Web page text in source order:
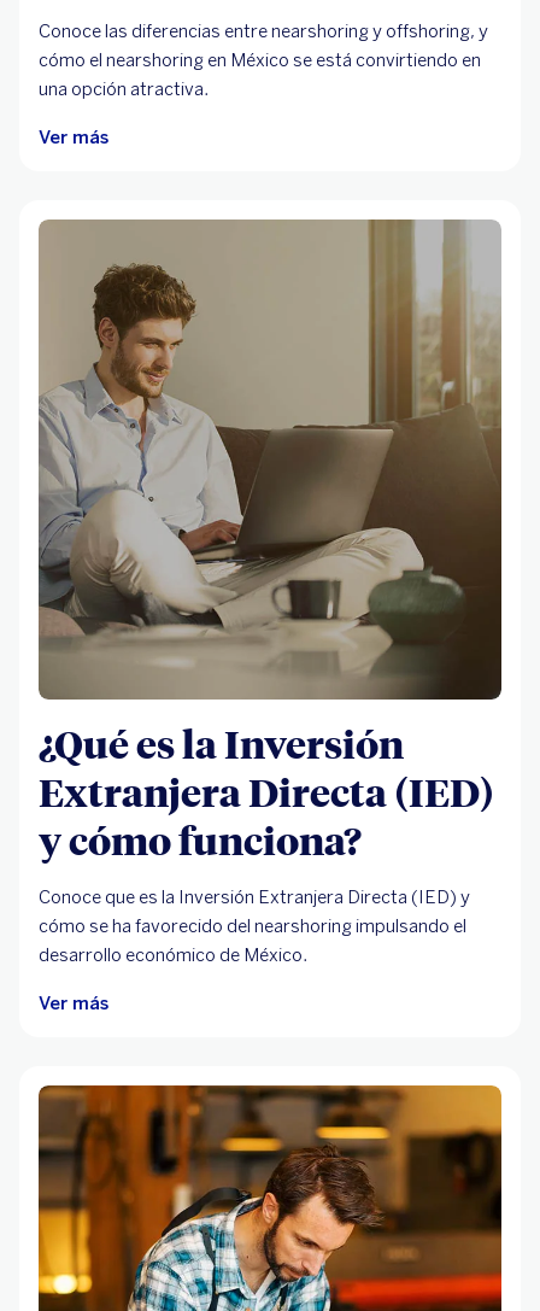
Conoce las diferencias entre nearshoring y offshoring, y
cómo el nearshoring en México se está convirtiendo en
una opción atractiva.
Ver más
¿Qué es la Inversión
Extranjera Directa (IED)
y cómo funciona?
Conoce que es la Inversión Extranjera Directa (IED) y
cómo se ha favorecido del nearshoring impulsando el
desarrollo económico de México.
Ver más